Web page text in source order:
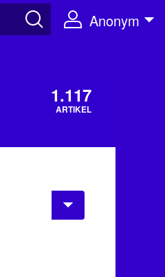
Anonym
1.117
ARTIKEL